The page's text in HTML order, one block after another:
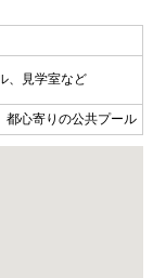
、見学室など
都心寄りの公共プール